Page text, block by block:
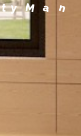
Man a g e